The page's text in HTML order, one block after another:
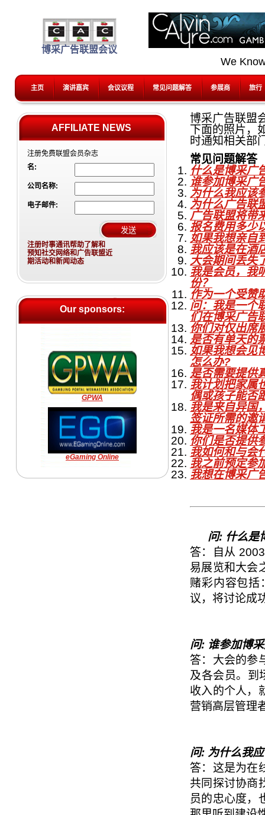
博采广告联盟会议
主页 演讲嘉宾 会议议程 常见问题解答 参展商 旅行
We
博采广告联盟
下面的照片，
时通知相关部
常见问题解答
什么是博采广
谁参加博采广
为什么我应该
为什么广告联
广告联盟将带
报名费用多少
如果我想亲自
我应该是在酒
大会期间丢失
我是会员，我
份？
作为一个受赞
问：我是一个
们在博采广告
你们对仅出席
是否有单天的
如果我想会见
怎么办?
是否需要提供
我计划把家属
偶或孩子能否
我是来自异国
签证所需的邀
我是一名媒体
你们是否提供
我如何和与会
我之前预定参
我想在博采广
问: 什么是
答：自从
易展览和大会
赌彩内容包括
议，将讨论成
问: 谁参加博
答：大会的参
及各会员。到
收入的个人，
营销高层管理
问: 为什么我
答：这是为在
共同探讨协商
员的忠心度，
AFFILIATE NEWS
注册免费联盟会员杂志
名:
公司名称:
电子邮件:
注册时事通讯帮助了解和
预知社交网络和广告联盟近
期活动和新闻动态
Our sponsors:
GPWA
eGaming Online